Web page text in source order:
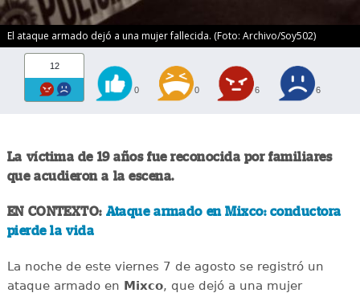
El ataque armado dejó a una mujer fallecida. (Foto: Archivo/Soy502)
12
0 0 6 6
La víctima de 19 años fue reconocida por familiares
que acudieron a la escena.
EN CONTEXTO: Ataque armado en Mixco: conductora
pierde la vida
La noche de este viernes 7 de agosto se registró un
ataque armado en Mixco, que dejó a una mujer